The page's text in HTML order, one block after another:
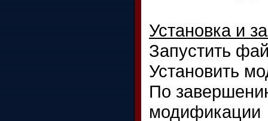
Установка и
Запустить
Установить
По
модификации